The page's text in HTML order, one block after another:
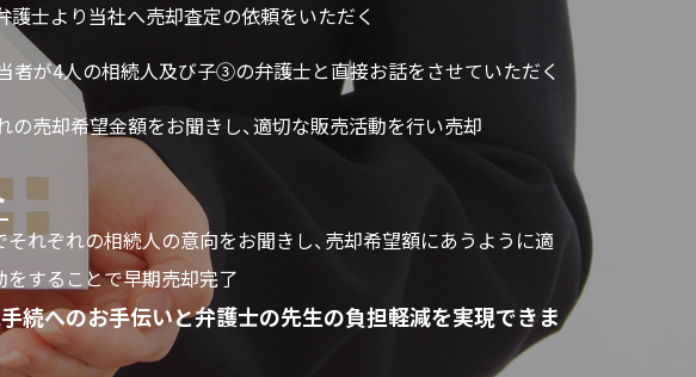
士より当社へ売却査定の依頼をいただく
者が4人の相続人及び子③の弁護士と直接お話をさせていただく
の売却希望金額をお聞きし、適切な販売活動を行い売却
それぞれの相続人の意向をお聞きし、売却希望額にあうように適
をすることで早期売却完了
続へのお手伝いと弁護士の先生の負担軽減を実現できま